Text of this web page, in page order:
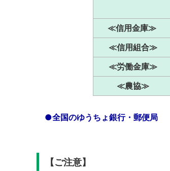
≪信用金庫≫
≪信用組合≫
≪労働金庫≫
≪農協≫
●全国のゆうちょ銀行・郵便局
【ご注意】